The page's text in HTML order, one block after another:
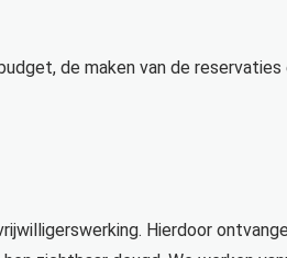
de maken van de
Hierdoor